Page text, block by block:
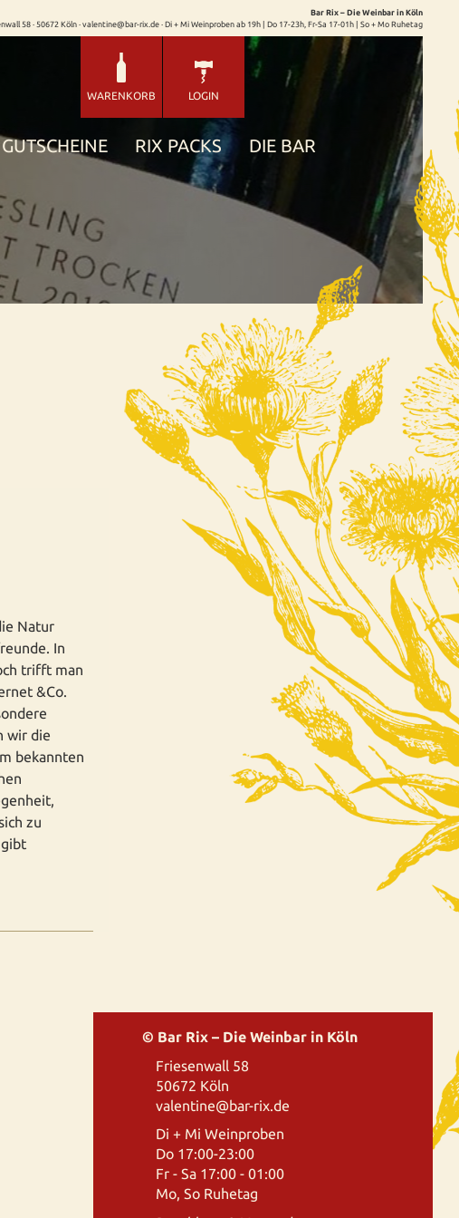
Bar Rix – Die Weinbar in Köln
58 · 50672 Köln · valentine@bar-rix.de · Di + Mi Weinproben ab 19h | Do 17-23h, Fr-Sa 17-01h | So + Mo Ruhetag
WARENKORB LOGIN
GUTSCHEINE RIX PACKS DIE BAR
Natur
In
trifft man
&Co.
wir die
bekannten
zu
© Bar Rix – Die Weinbar in Köln
Friesenwall 58
50672 Köln
valentine@bar-rix.de
Di + Mi Weinproben
Do 17:00-23:00
Fr - Sa 17:00 - 01:00
Mo, So Ruhetag